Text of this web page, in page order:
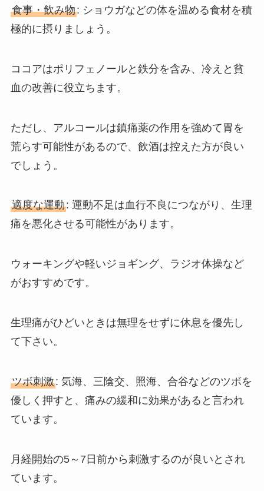
食事・飲み物: ショウガなどの体を温める食材を積
極的に摂りましょう。
ココアはポリフェノールと鉄分を含み、冷えと貧
血の改善に役立ちます。
ただし、アルコールは鎮痛薬の作用を強めて胃を
荒らす可能性があるので、飲酒は控えた方が良い
でしょう。
適度な運動: 運動不足は血行不良につながり、生理
痛を悪化させる可能性があります。
ウォーキングや軽いジョギング、ラジオ体操など
がおすすめです。
生理痛がひどいときは無理をせずに休息を優先し
て下さい。
ツボ刺激: 気海、三陰交、照海、合谷などのツボを
優しく押すと、痛みの緩和に効果があると言われ
ています。
月経開始の5～7日前から刺激するのが良いとされ
ています。